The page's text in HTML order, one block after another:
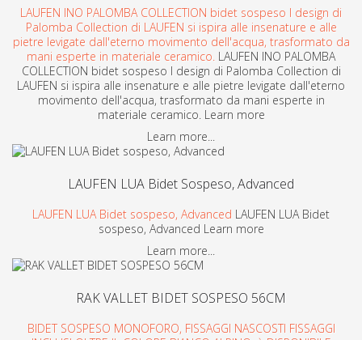
LAUFEN INO PALOMBA COLLECTION bidet sospeso l design di
Palomba Collection di LAUFEN si ispira alle insenature e alle
pietre levigate dall'eterno movimento dell'acqua, trasformato da
mani esperte in materiale ceramico. LAUFEN INO PALOMBA
COLLECTION bidet sospeso l design di Palomba Collection di
LAUFEN si ispira alle insenature e alle pietre levigate dall'eterno
movimento dell'acqua, trasformato da mani esperte in
materiale ceramico. Learn more
Learn more...
LAUFEN LUA Bidet Sospeso, Advanced
LAUFEN LUA Bidet sospeso, Advanced LAUFEN LUA Bidet
sospeso, Advanced Learn more
Learn more...
RAK VALLET BIDET SOSPESO 56CM
BIDET SOSPESO MONOFORO, FISSAGGI NASCOSTI FISSAGGI